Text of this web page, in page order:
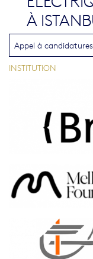
À
Appel à candidatures
INSTITUTION